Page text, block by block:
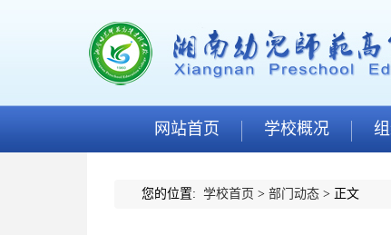
网站首页 学校概况
您的位置: 学校首页 > 部门动态 > 正文